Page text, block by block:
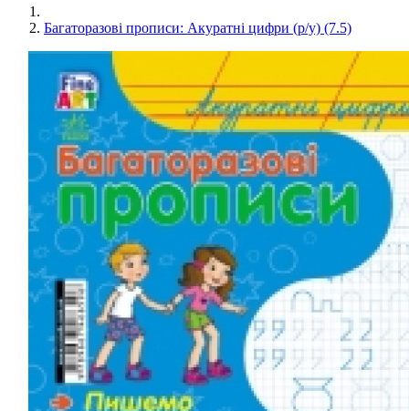
Багаторазові прописи: Акуратні цифри (р/у) (7.5)